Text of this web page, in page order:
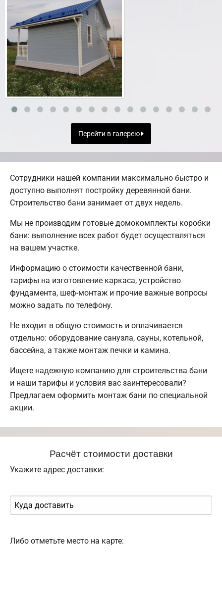
Перейти в галерею
Сотрудники нашей компании максимально быстро и
доступно выполнят постройку деревянной бани.
Строительство бани занимает от двух недель.
Мы не производим готовые домокомплекты коробки
бани: выполнение всех работ будет осуществляться
на вашем участке.
Информацию о стоимости качественной бани,
тарифы на изготовление каркаса, устройство
фундамента, шеф-монтаж и прочие важные вопросы
можно задать по телефону.
Не входит в общую стоимость и оплачивается
отдельно: оборудование санузла, сауны, котельной,
бассейна, а также монтаж печки и камина.
Ищете надежную компанию для строительства бани
и наши тарифы и условия вас заинтересовали?
Предлагаем оформить монтаж бани по специальной
акции.
Расчёт стоимости доставки
Укажите адрес доставки:
Либо отметьте место на карте: